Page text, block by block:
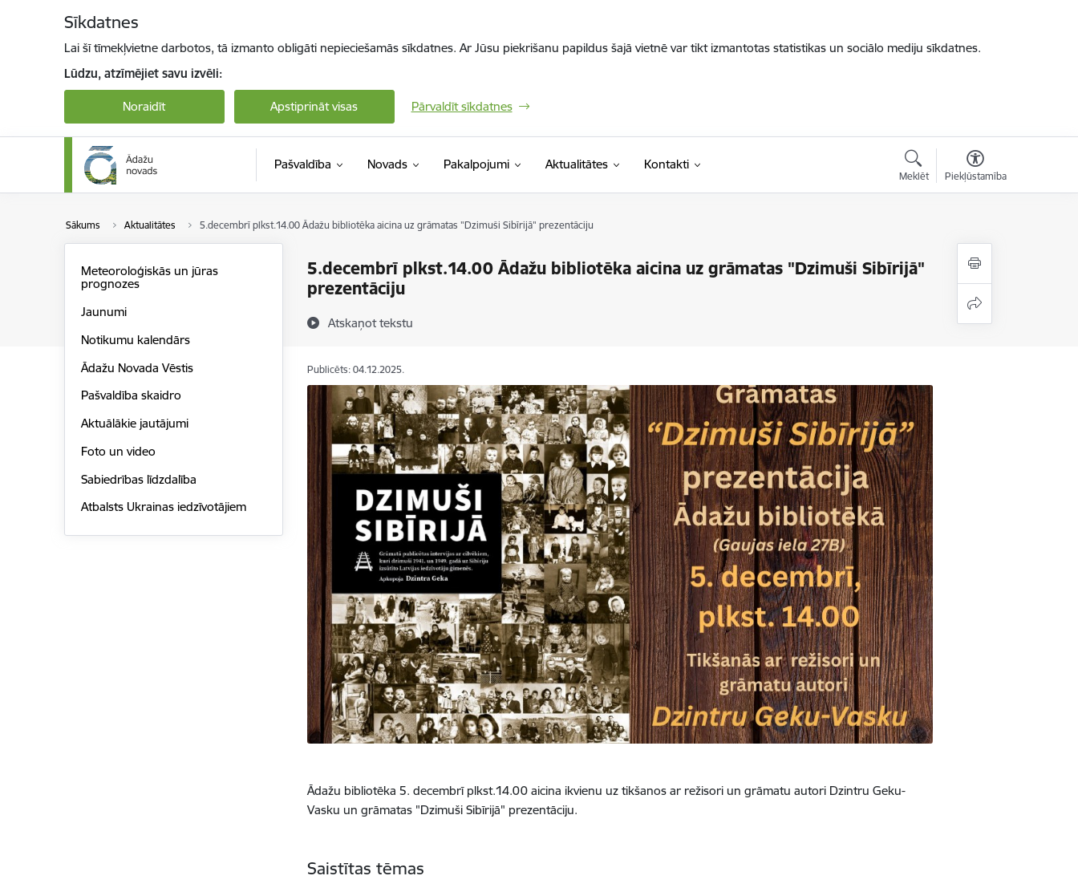
Sīkdatnes
Lai šī tīmekļvietne darbotos, tā izmanto obligāti nepieciešamās sīkdatnes. Ar Jūsu piekrišanu papildus šajā vietnē var tikt izmantotas statistikas un sociālo mediju sīkdatnes.
Lūdzu, atzīmējiet savu izvēli:
Noraidīt Apstiprināt visas Pārvaldīt sīkdatnes
Pašvaldība Novads Pakalpojumi Aktualitātes Kontakti
Meklēt Piekļūstamība
Sākums Aktualitātes 5.decembrī plkst.14.00 Ādažu bibliotēka aicina uz grāmatas "Dzimuši Sibīrijā" prezentāciju
5.decembrī plkst.14.00 Ādažu bibliotēka aicina uz grāmatas "Dzimuši Sibīrijā"
prezentāciju
Atskaņot tekstu
Meteoroloģiskās un jūras
prognozes
Jaunumi
Notikumu kalendārs
Ādažu Novada Vēstis
Pašvaldība skaidro
Aktuālākie jautājumi
Foto un video
Sabiedrības līdzdalība
Atbalsts Ukrainas iedzīvotājiem
Publicēts: 04.12.2025.
Ādažu bibliotēka 5. decembrī plkst.14.00 aicina ikvienu uz tikšanos ar režisori un grāmatu autori Dzintru Geku-
Vasku un grāmatas "Dzimuši Sibīrijā" prezentāciju.
Saistītas tēmas